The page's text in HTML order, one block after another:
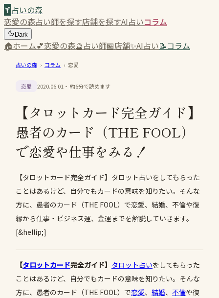
占いの森
恋愛の森占い師を探す店舗を探すAI占いコラム
Dark
🏠ホーム💕恋愛の森🔮占い師🏪店舗✨AI占い📝コラム
占いの森 › コラム › 恋愛
恋愛 2020.06.01 ・ 約6分で読めます
【タロットカード完全ガイド】
愚者のカード（THE FOOL）
で恋愛や仕事をみる！
【タロットカード完全ガイド】タロット占いをしてもらった
ことはあるけど、自分でもカードの意味を知りたい。そんな
方に、愚者のカード（THE FOOL）で恋愛、結婚、不倫や復
縁から仕事・ビジネス運、金運までを解説していきます。
[&hellip;]
【タロットカード完全ガイド】 タロット占いをしてもらった
ことはあるけど、自分でもカードの意味を知りたい。そんな
方に、愚者のカード（THE FOOL）で恋愛、 結婚、 不倫や復